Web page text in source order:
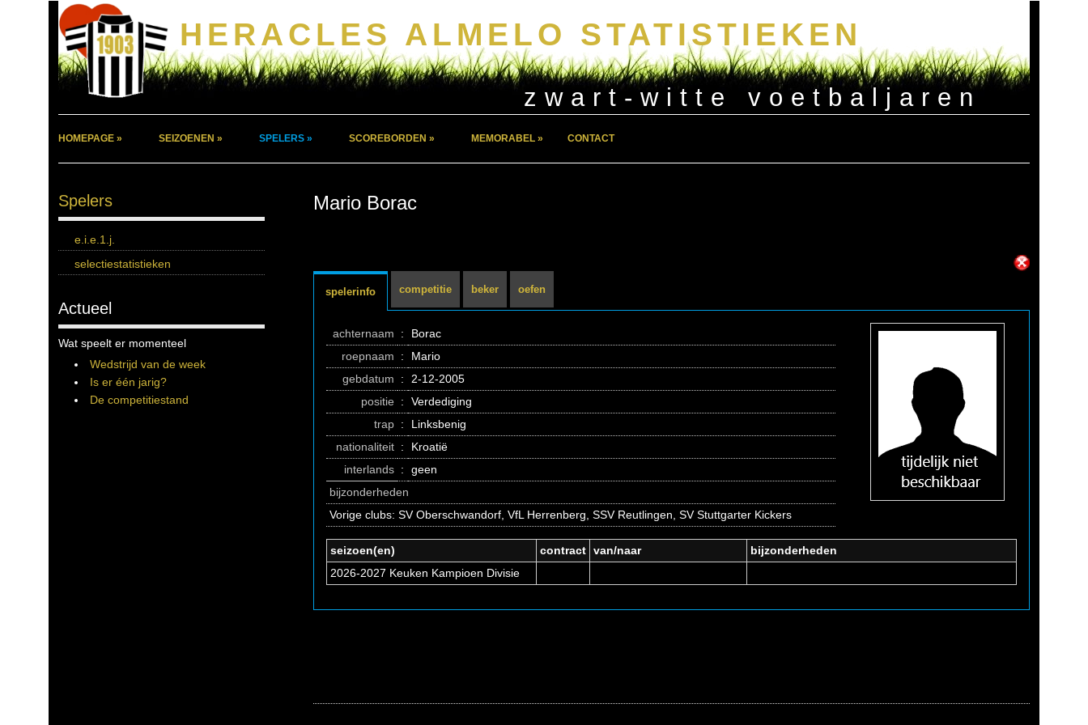
HERACLES ALMELO STATISTIEKEN
zwart-witte voetbaljaren
HOMEPAGE » SEIZOENEN » SPELERS » SCOREBORDEN » MEMORABEL » CONTACT
Spelers
e.i.e.1.j.
selectiestatistieken
Actueel
Wat speelt er momenteel
Wedstrijd van de week
Is er één jarig?
De competitiestand
Mario Borac
spelerinfo competitie beker oefen
achternaam :
Borac
roepnaam
:
Mario
gebdatum
:
2-12-2005
positie :
Verdediging
trap :
Linksbenig
nationaliteit :
Kroatië
interlands :
geen
bijzonderheden
Vorige clubs: SV Oberschwandorf, VfL Herrenberg, SSV Reutlingen, SV Stuttgarter Kickers
seizoen(en) contract van/naar
bijzonderheden
2026-2027 Keuken Kampioen Divisie